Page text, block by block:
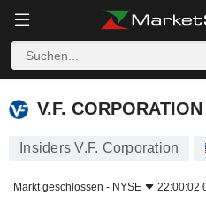
V.F. CORPORATION
V.F. CORPORATION
Insiders V.F. Corporation
Markt geschlossen - NYSE 22:00:02